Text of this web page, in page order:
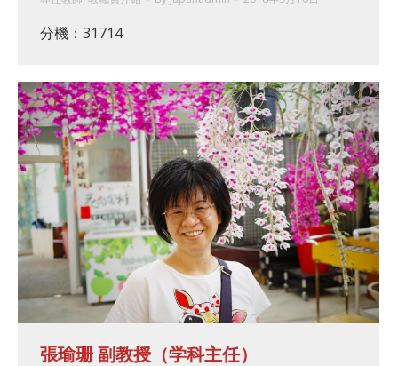
分機：31714
張瑜珊 副教授（学科主任）